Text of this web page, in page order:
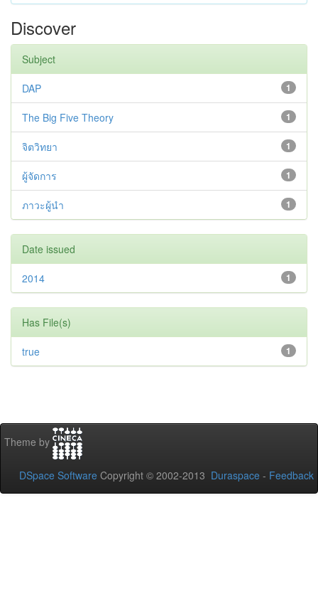
Discover
Subject
1
DAP
1
The Big Five Theory
1
จิตวิทยา
1
ผู้จัดการ
1
ภาวะผู้นำ
Date issued
1
2014
Has File(s)
1
true
Theme by
DSpace Software Copyright © 2002-2013 Duraspace - Feedback